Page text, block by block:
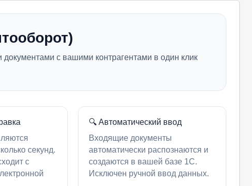
с вашими контрагентами в один клик
секунд.
с
🔍 Автоматический ввод
Входящие документы
автоматически распознаются и
создаются в вашей базе 1С.
Исключен ручной ввод данных.